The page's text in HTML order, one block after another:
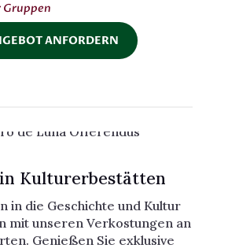
Gruppen
ANFORDERN
Kulturerbestätten
in die Geschichte und Kultur
mit unseren Verkostungen an
Genießen Sie exklusive